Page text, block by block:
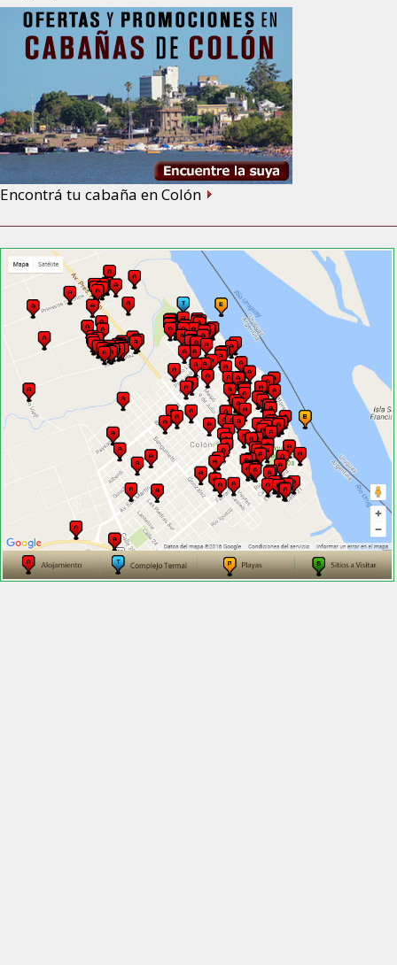
Encontrá tu cabaña en Colón